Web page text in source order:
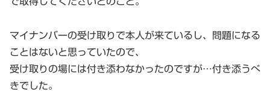
マイナンバーの受け取りで本人が来ているし、問題になる
ことはないと思っていたので、
受け取りの場には付き添わなかったのですが…付き添うべ
きでした。